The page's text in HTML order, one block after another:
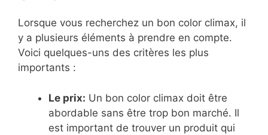
Lorsque vous recherchez un bon color climax, il
y a plusieurs éléments à prendre en compte.
Voici quelques-uns des critères les plus
importants :
Le prix: Un bon color climax doit être
abordable sans être trop bon marché. Il
est important de trouver un produit qui